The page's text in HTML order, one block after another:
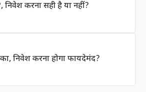
करना सही है या नहीं?
निवेश करना होगा फायदेमंद?